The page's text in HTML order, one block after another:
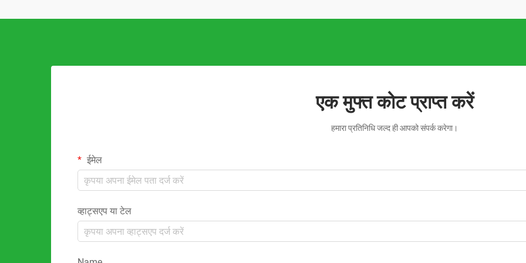
एक मुफ्त कोट प्राप्त करें
हमारा प्रतिनिधि जल्द ही आपको संपर्क करेगा।
ईमेल
व्हाट्सएप या टेल